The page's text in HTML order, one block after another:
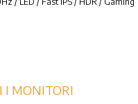
I MONITORI